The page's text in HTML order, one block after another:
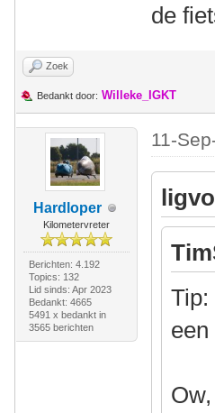
de
Zoek
Bedankt door: Willeke_IGKT
Hardloper
Kilometervreter
Berichten: 4.192
Topics: 132
Lid sinds: Apr 2023
Bedankt: 4665
5491 x bedankt in
3565 berichten
11-
Tip: